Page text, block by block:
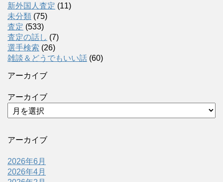
新外国人査定 (11)
未分類 (75)
査定 (533)
査定の話し (7)
選手検索 (26)
雑談＆どうでもいい話 (60)
アーカイブ
アーカイブ
アーカイブ
2026年6月
2026年4月